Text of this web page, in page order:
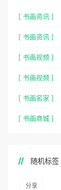
[ 书画资讯 ]
[ 书画资讯 ]
[ 书画视频 ]
[ 书画视频 ]
[ 书画名家 ]
[ 书画商城 ]
随机标签
分享